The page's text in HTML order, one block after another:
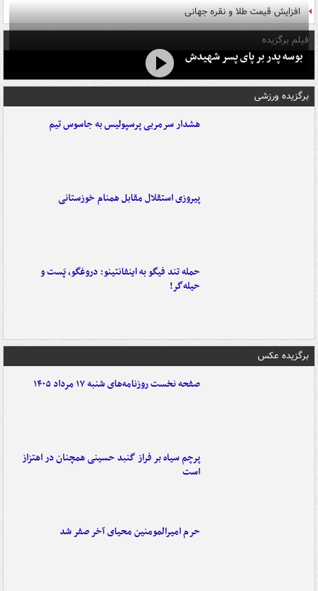
افزایش قیمت طلا و نقره جهانی
فیلم برگزیده
بوسه‌ پدر بر پای پسر شهیدش
برگزیده ورزشی
هشدار سرمربی پرسپولیس به جاسوس تیم
پیروزی استقلال مقابل همنام خوزستانی
حمله تند فیگو به اینفانتینو: دروغگو، پَست‌ و
حیله‌گر!
برگزیده عکس
صفحه نخست روزنامه‌های شنبه ۱۷ مرداد ۱۴۰۵
پرچم سیاه بر فراز گنبد حسینی همچنان در اهتزاز
است
حرم امیرالمومنین محیای آخر صفر شد